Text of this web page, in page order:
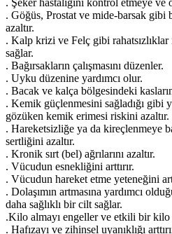
. Göğüs, Prostat ve mide-barsak gibi
azaltır.
. Kalp krizi ve Felç gibi rahatsızlıklar
sağlar.
. Bağırsakların çalışmasını düzenler.
. Uyku düzenine yardımcı olur.
. Bacak ve kalça bölgesindeki
. Kemik güçlenmesini sağladığı gibi
gözüken kemik erimesi riskini azaltır.
. Hareketsizliğe ya da kireçlenmeye
sertliğini azaltır.
. Kronik sırt (bel) ağrılarını azaltır.
. Vücudun esnekliğini arttırır.
. Vücudun hareket etme yeteneğini
. Dolaşımın artmasına yardımcı
daha sağlıklı bir cilt sağlar.
.Kilo almayı engeller ve etkili bir kilo
. Hafızayı ve zihinsel uyanıklığı